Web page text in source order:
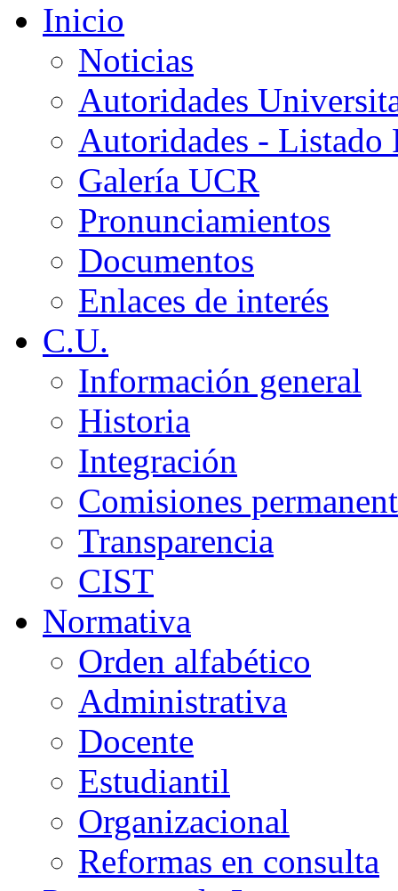
Inicio
Noticias
Autoridades
Autoridades - Listado
Galería UCR
Pronunciamientos
Documentos
Enlaces de interés
C.U.
Información general
Historia
Integración
Comisiones
Transparencia
CIST
Normativa
Orden alfabético
Administrativa
Docente
Estudiantil
Organizacional
Reformas en consulta